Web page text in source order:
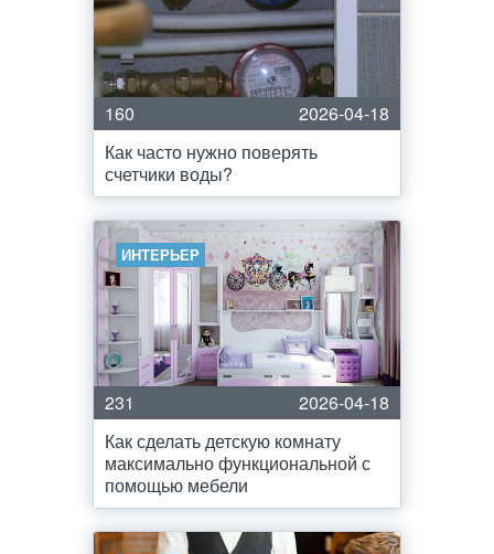
160
2026-04-18
Как часто нужно поверять
счетчики воды?
ИНТЕРЬЕР
231
2026-04-18
Как сделать детскую комнату
максимально функциональной с
помощью мебели